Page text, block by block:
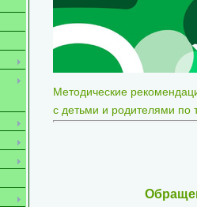
Методические
с детьми и родителями по